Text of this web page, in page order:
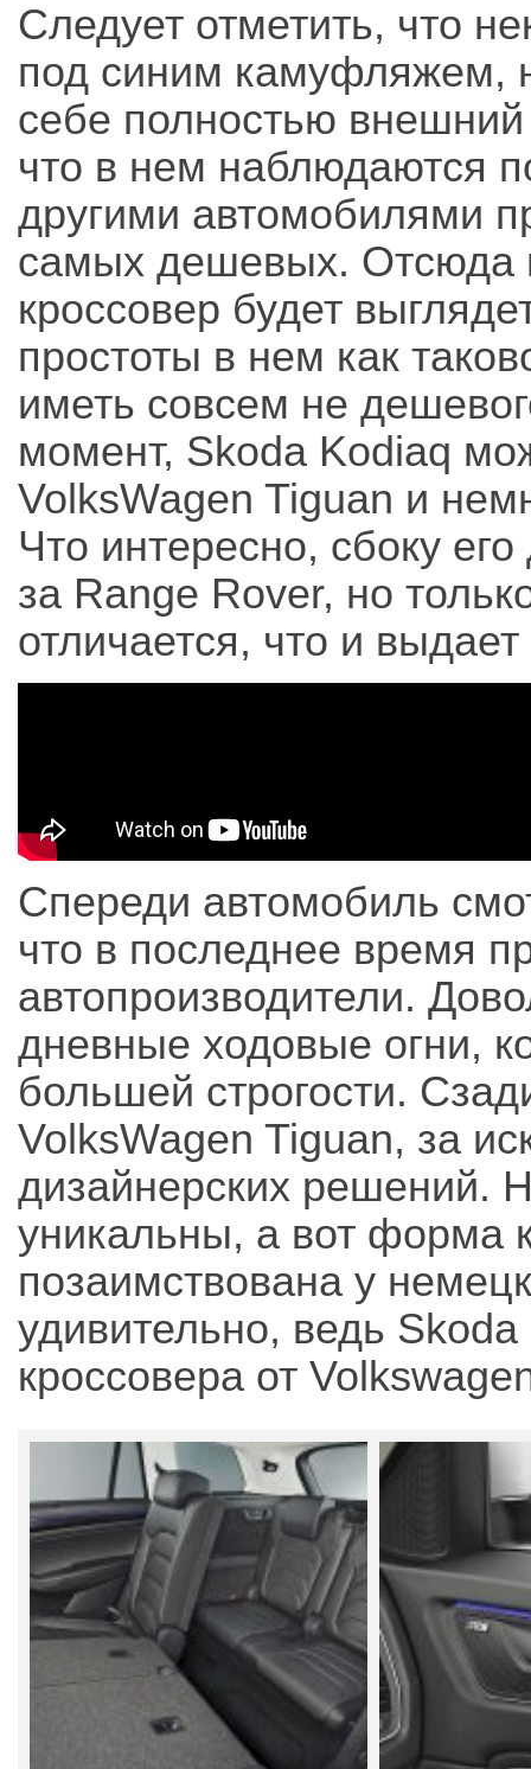
Следует отметить, что
под синим камуфляжем,
себе полностью
что в нем наблюдаются
другими автомобилями
самых дешевых. Отсюда
кроссовер будет
простоты в нем как
иметь совсем не
момент, Skoda Kodiaq
VolksWagen Tiguan и
Что интересно, сбоку
за Range Rover, но
отличается, что и выдает
Спереди автомобиль
что в последнее время
автопроизводители.
дневные ходовые огни,
большей строгости.
VolksWagen Tiguan, за
дизайнерских решений.
уникальны, а вот форма
позаимствована у
удивительно, ведь
кроссовера от